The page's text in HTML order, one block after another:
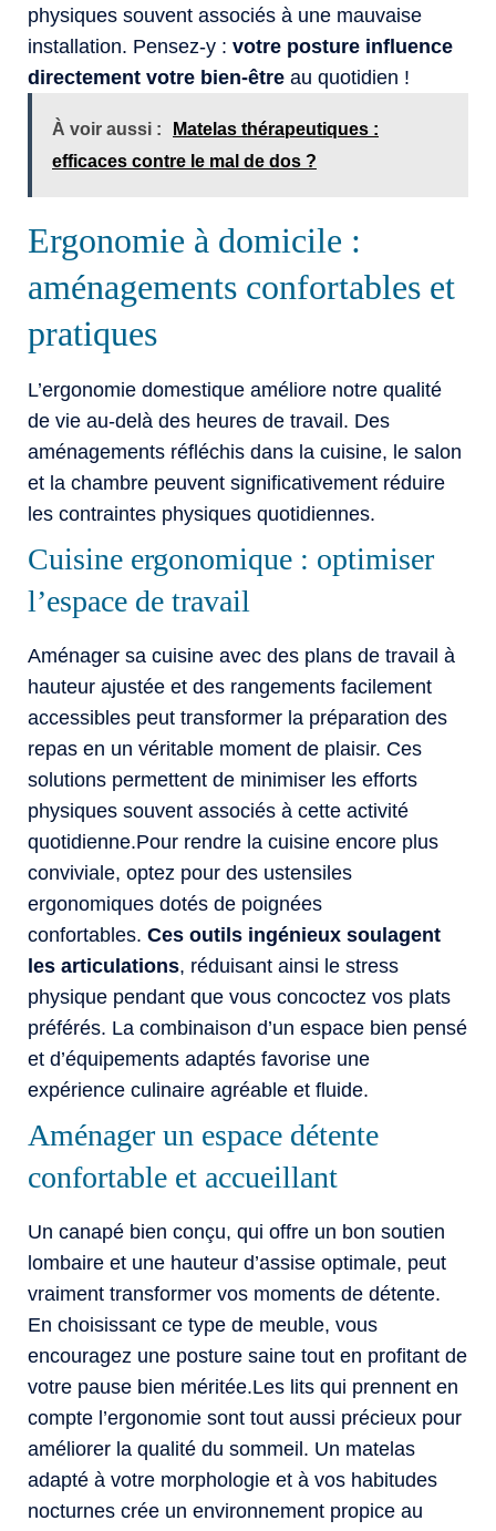
physiques souvent associés à une mauvaise
installation. Pensez-y : votre posture influence
directement votre bien-être au quotidien !
À voir aussi :
Matelas thérapeutiques :
efficaces contre le mal de dos ?
Ergonomie à domicile :
aménagements confortables et
pratiques
L’ergonomie domestique améliore notre qualité
de vie au-delà des heures de travail. Des
aménagements réfléchis dans la cuisine, le salon
et la chambre peuvent significativement réduire
les contraintes physiques quotidiennes.
Cuisine ergonomique : optimiser
l’espace de travail
Aménager sa cuisine avec des plans de travail à
hauteur ajustée et des rangements facilement
accessibles peut transformer la préparation des
repas en un véritable moment de plaisir. Ces
solutions permettent de minimiser les efforts
physiques souvent associés à cette activité
quotidienne.Pour rendre la cuisine encore plus
conviviale, optez pour des ustensiles
ergonomiques dotés de poignées
confortables. Ces outils ingénieux soulagent
les articulations, réduisant ainsi le stress
physique pendant que vous concoctez vos plats
préférés. La combinaison d’un espace bien pensé
et d’équipements adaptés favorise une
expérience culinaire agréable et fluide.
Aménager un espace détente
confortable et accueillant
Un canapé bien conçu, qui offre un bon soutien
lombaire et une hauteur d’assise optimale, peut
vraiment transformer vos moments de détente.
En choisissant ce type de meuble, vous
encouragez une posture saine tout en profitant de
votre pause bien méritée.Les lits qui prennent en
compte l’ergonomie sont tout aussi précieux pour
améliorer la qualité du sommeil. Un matelas
adapté à votre morphologie et à vos habitudes
nocturnes crée un environnement propice au